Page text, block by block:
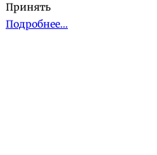
Принять
Подробнее…